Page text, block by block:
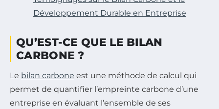
Développement Durable en Entreprise
QU’EST-CE QUE LE BILAN
CARBONE ?
Le bilan carbone est une méthode de calcul qui
permet de quantifier l’empreinte carbone d’une
entreprise en évaluant l’ensemble de ses